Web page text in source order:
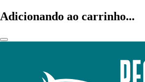
Adicionando ao carrinho...